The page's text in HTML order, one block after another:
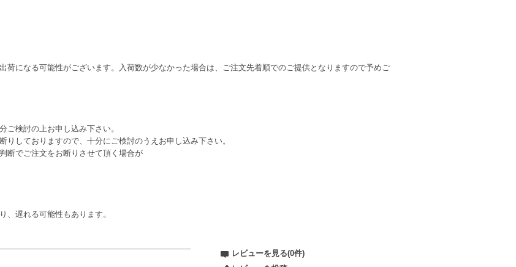
荷になる可能性がございます。入荷数が少なかった場合は、ご注文先着順でのご提供となりますので予めご
ご検討の上お申し込み下さい。
しておりますので、十分にご検討のうえお申し込み下さい。
断でご注文をお断りさせて頂く場合が
、遅れる可能性もあります。
レビューを見る(0件)